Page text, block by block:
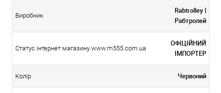
Виробник
Rabtrolley |
Рабтролей
Статус інтернет магазину www.m555.com.ua
ОФІЦІЙНИЙ
ІМПОРТЕР
Колір Червоний